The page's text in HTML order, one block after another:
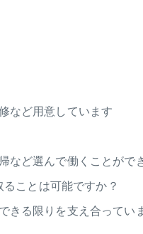
など用意しています
など選んで働くことがで
ことは可能ですか？
きる限りを支え合ってい